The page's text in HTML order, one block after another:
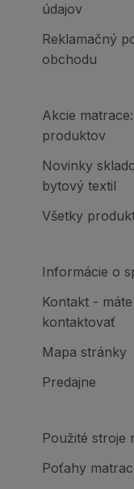
údajov
Reklamačný
obchodu
Akcie
produktov
Novinky
bytový textil
Všetky
Informácie o
Kontakt -
kontaktovať
Mapa stránky
Predajne
Použité stroje
Poťahy